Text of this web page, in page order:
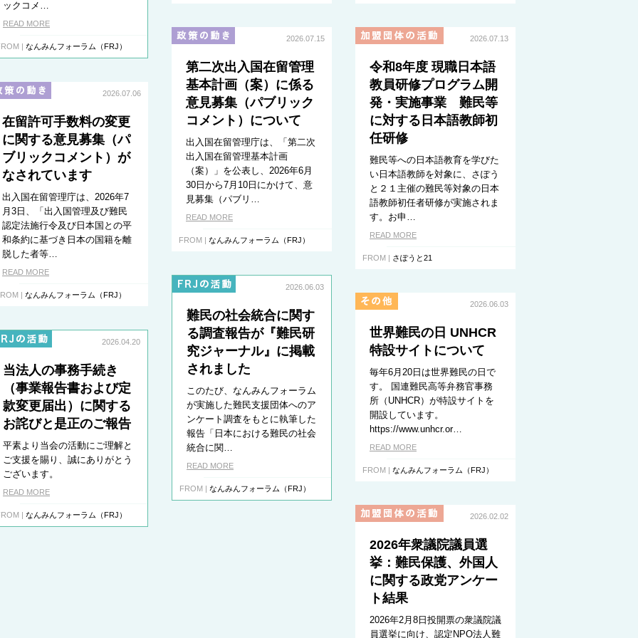
ックコメ…
READ MORE
| なんみんフォーラム（FRJ）
2026.07.15
第二次出入国在留管理
基本計画（案）に係る
意見募集（パブリック
コメント）について
出入国在留管理庁は、「第二次
出入国在留管理基本計画
（案）」を公表し、2026年6月
30日から7月10日にかけて、意
見募集（パブリ…
READ MORE
FROM | なんみんフォーラム（FRJ）
2026.07.13
令和8年度 現職日本語
教員研修プログラム開
発・実施事業 難民等
に対する日本語教師初
任研修
難民等への日本語教育を学びた
い日本語教師を対象に、さぽう
と２１主催の難民等対象の日本
語教師初任者研修が実施されま
す。お申…
READ MORE
FROM | さぽうと21
2026.07.06
在留許可手数料の変更
に関する意見募集（パ
ブリックコメント）が
なされています
出入国在留管理庁は、2026年7
月3日、「出入国管理及び難民
認定法施行令及び日本国との平
和条約に基づき日本の国籍を離
脱した者等…
READ MORE
| なんみんフォーラム（FRJ）
2026.06.03
難民の社会統合に関す
る調査報告が『難民研
究ジャーナル』に掲載
されました
このたび、なんみんフォーラム
が実施した難民支援団体へのア
ンケート調査をもとに執筆した
報告「日本における難民の社会
統合に関…
READ MORE
FROM | なんみんフォーラム（FRJ）
2026.06.03
世界難民の日 UNHCR
特設サイトについて
毎年6月20日は世界難民の日で
す。 国連難民高等弁務官事務
所（UNHCR）が特設サイトを
開設しています。
https://www.unhcr.or…
READ MORE
FROM | なんみんフォーラム（FRJ）
2026.04.20
当法人の事務手続き
（事業報告書および定
款変更届出）に関する
お詫びと是正のご報告
平素より当会の活動にご理解と
ご支援を賜り、誠にありがとう
ございます。
READ MORE
| なんみんフォーラム（FRJ） 2026.02.02
2026年衆議院議員選
挙：難民保護、外国人
に関する政党アンケー
ト結果
2026年2月8日投開票の衆議院議
員選挙に向け、認定NPO法人難